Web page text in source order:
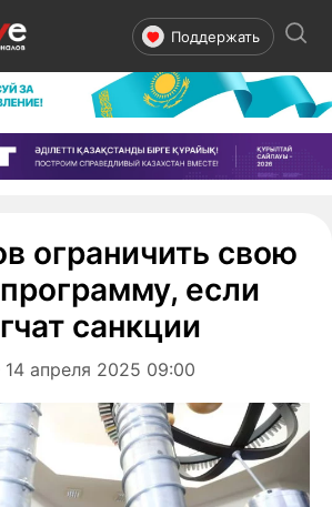
Поддержать
ограничить свою
если
санкции
апреля 2025 09:00